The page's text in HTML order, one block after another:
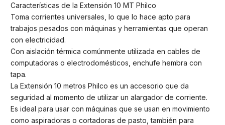
Características de la Extensión 10 MT Philco
Toma corrientes universales, lo que lo hace apto para
trabajos pesados con máquinas y herramientas que operan
con electricidad.
Con aislación térmica comúnmente utilizada en cables de
computadoras o electrodomésticos, enchufe hembra con
tapa.
La Extensión 10 metros Philco es un accesorio que da
seguridad al momento de utilizar un alargador de corriente.
Es ideal para usar con máquinas que se usan en movimiento
como aspiradoras o cortadoras de pasto, también para